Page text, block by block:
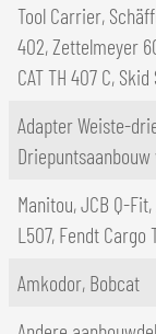
Tool Carrier,
402, Zettelmeyer
CAT TH 407 C,
Adapter Weiste-
Manitou, JCB Q-
L507, Fendt Cargo
Amkodor, Bobcat